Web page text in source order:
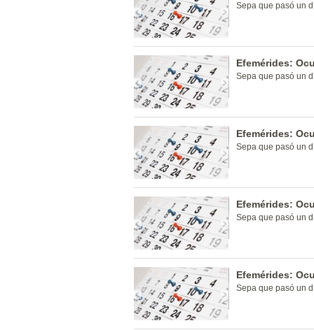
Sepa que pasó un
Efemérides:
Sepa que pasó un
Efemérides:
Sepa que pasó un
Efemérides:
Sepa que pasó un
Efemérides:
Sepa que pasó un